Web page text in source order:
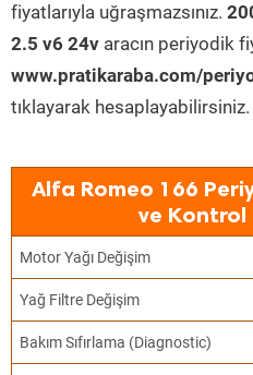
fiyatlarıyla uğraşmazsınız.
2.5 v6 24v aracın periyodik
www.pratikaraba.com/
tıklayarak hesaplayabilirsiniz.
Alfa Romeo 166
ve Kontrol
Motor Yağı Değişim
Yağ Filtre Değişim
Bakım Sıfırlama (Diagnostic)